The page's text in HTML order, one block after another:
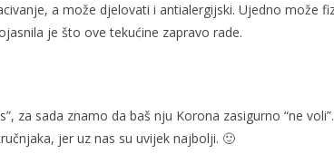
a može djelovati i antialergijski. Ujedno može
je što ove tekućine zapravo rade.
za sada znamo da baš nju Korona zasigurno “ne
jer uz nas su uvijek najbolji. 🙂